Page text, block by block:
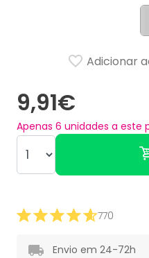
9,91€
Apenas 6 unidades a este
Adicionar
770
Envio em 24-72h